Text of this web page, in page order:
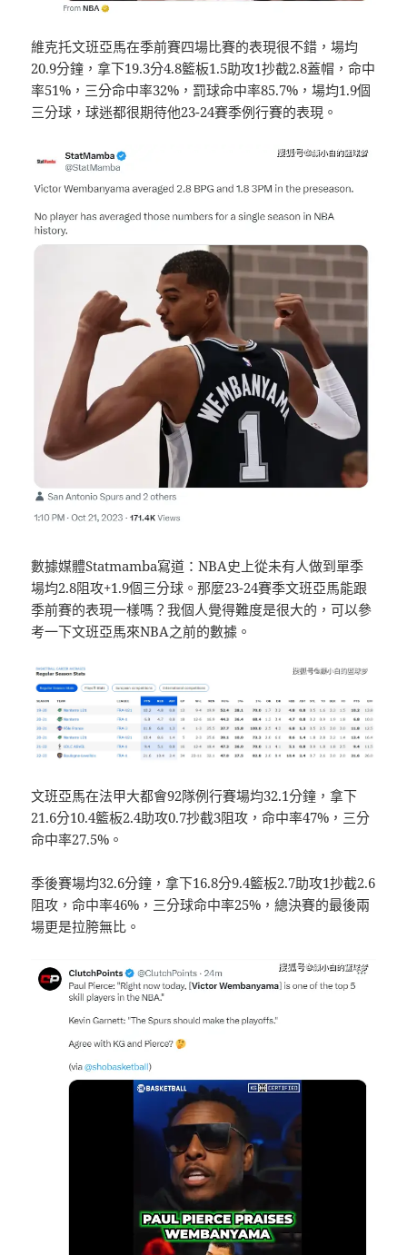
維克托文班亞馬在季前賽四場比賽的表現很不錯，場均
20.9分鐘，拿下19.3分4.8籃板1.5助攻1抄截2.8蓋帽，命中
率51%，三分命中率32%，罰球命中率85.7%，場均1.9個
三分球，球迷都很期待他23-24賽季例行賽的表現。
數據媒體Statmamba寫道：NBA史上從未有人做到單季
場均2.8阻攻+1.9個三分球。那麼23-24賽季文班亞馬能跟
季前賽的表現一樣嗎？我個人覺得難度是很大的，可以參
考一下文班亞馬來NBA之前的數據。
文班亞馬在法甲大都會92隊例行賽場均32.1分鐘，拿下
21.6分10.4籃板2.4助攻0.7抄截3阻攻，命中率47%，三分
命中率27.5%。
季後賽場均32.6分鐘，拿下16.8分9.4籃板2.7助攻1抄截2.6
阻攻，命中率46%，三分球命中率25%，總決賽的最後兩
場更是拉胯無比。